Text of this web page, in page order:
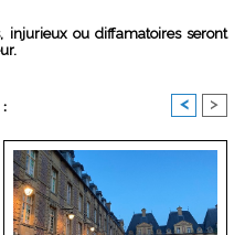
injurieux ou diffamatoires seront
< >